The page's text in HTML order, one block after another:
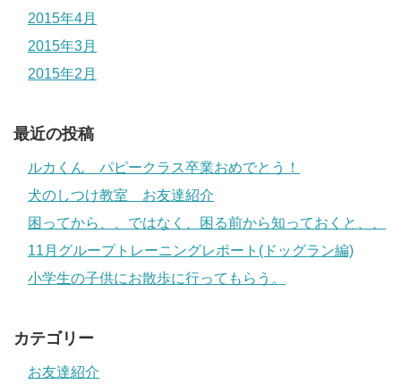
2015年4月
2015年3月
2015年2月
最近の投稿
ルカくん パピークラス卒業おめでとう！
犬のしつけ教室 お友達紹介
困ってから、、ではなく、困る前から知っておくと、、
11月グループトレーニングレポート(ドッグラン編)
小学生の子供にお散歩に行ってもらう。
カテゴリー
お友達紹介